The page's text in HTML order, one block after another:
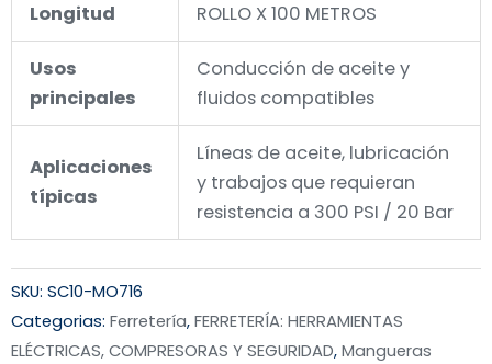
Longitud ROLLO X 100 METROS
Usos
principales
Conducción de aceite y
fluidos compatibles
Aplicaciones
típicas
Líneas de aceite, lubricación
y trabajos que requieran
resistencia a 300 PSI / 20 Bar
SKU: SC10-MO716
Categorias: Ferretería,FERRETERÍA: HERRAMIENTAS
ELÉCTRICAS, COMPRESORAS Y SEGURIDAD,Mangueras